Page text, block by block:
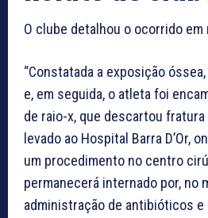
O clube detalhou o ocorrido em
“Constatada a exposição
e, em seguida, o atleta foi
de raio-x, que descartou
levado ao Hospital Barra D’Or,
um procedimento no centro
permanecerá internado por, no
administração de antibióticos e